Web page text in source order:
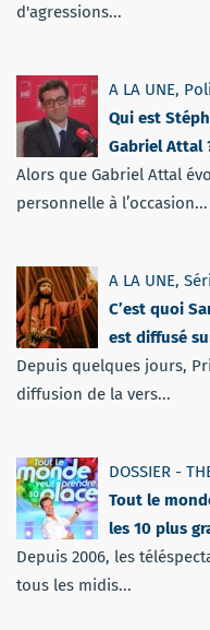
d'agressions...
A LA UNE,
Qui est
Gabriel Attal
Alors que Gabriel Attal
personnelle à l’occasion...
A LA UNE,
C’est quoi
est diffusé
Depuis quelques jours,
diffusion de la vers...
DOSSIER -
Tout le
les 10 plus
Depuis 2006, les
tous les midis...